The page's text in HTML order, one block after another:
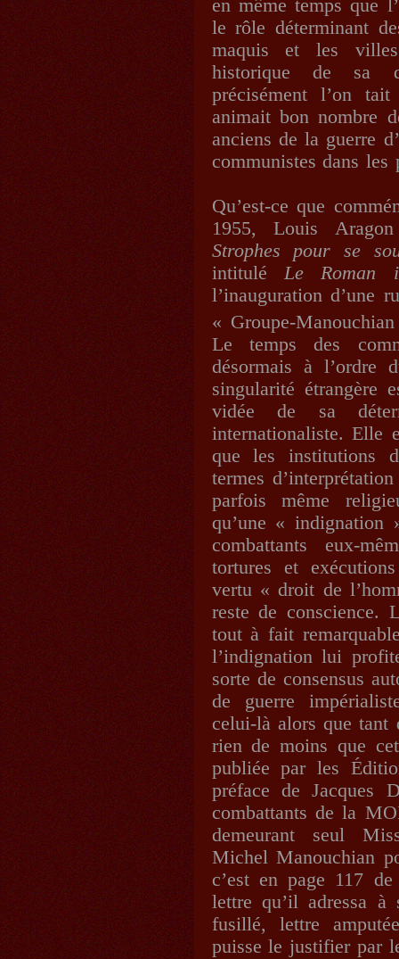
en même temps que
le rôle déterminant
maquis et les
historique de sa
précisément l’on
animait bon nombre
anciens de la guerre
communistes dans les
Qu’est-ce que
1955, Louis
Strophes pour se
intitulé Le Roman
l’inauguration d’une
« Groupe-
Le temps des
désormais à l’ordre
singularité étrangère
vidée de sa
internationaliste. Elle
que les institutions
termes
parfois même
qu’une « indignation
combattants eux-
tortures et
vertu « droit de
reste de conscience.
tout à fait
l’indignation lui
sorte de consensus
de guerre
celui-là alors que tant
rien de moins que
publiée par les
préface de Jacques
combattants de la
demeurant seul
Michel Manouchian
c’est en page 117
lettre qu’il adressa à
fusillé, lettre
puisse le justifier par